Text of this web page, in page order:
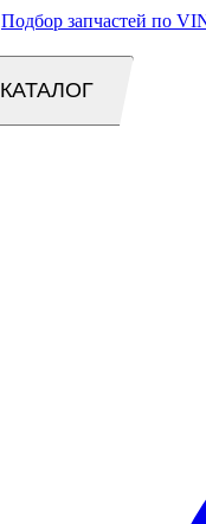
Подбор запчастей по
КАТАЛОГ